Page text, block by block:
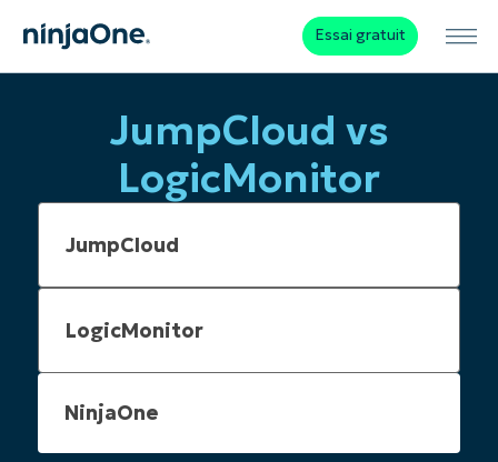
Essai gratuit
JumpCloud vs
LogicMonitor
NinjaOne